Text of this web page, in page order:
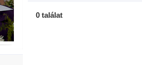
0 találat